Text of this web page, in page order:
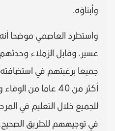
وأبناؤه.
واستطرد العاصمي موضحا
عسير، وقابل الزملاء
جميعا برغبتهم في استضافته
أكثر من 40 عاما من
للجميع خلال التعليم في
في توجيههم للطريق الصحيح.